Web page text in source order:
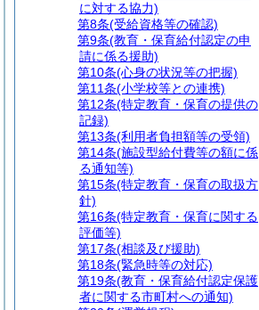
に対する協力)
第8条(受給資格等の確認)
第9条(教育・保育給付認定の申
請に係る援助)
第10条(心身の状況等の把握)
第11条(小学校等との連携)
第12条(特定教育・保育の提供の
記録)
第13条(利用者負担額等の受領)
第14条(施設型給付費等の額に係
る通知等)
第15条(特定教育・保育の取扱方
針)
第16条(特定教育・保育に関する
評価等)
第17条(相談及び援助)
第18条(緊急時等の対応)
第19条(教育・保育給付認定保護
者に関する市町村への通知)